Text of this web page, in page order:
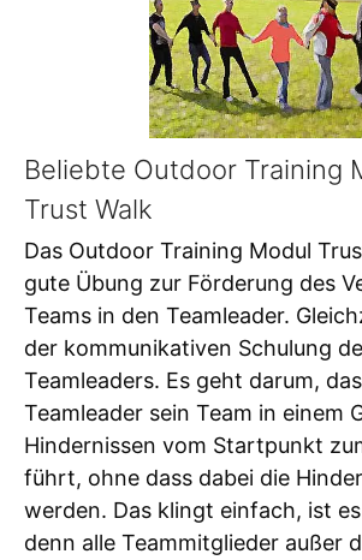
Beliebte Outdoor Training
Trust Walk
Das Outdoor Training Modul
gute Übung zur Förderung des
Teams in den Teamleader.
der kommunikativen Schulung
Teamleaders. Es geht darum,
Teamleader sein Team in einem
Hindernissen vom Startpunkt
führt, ohne dass dabei die
werden. Das klingt einfach, ist
denn alle Teammitglieder außer